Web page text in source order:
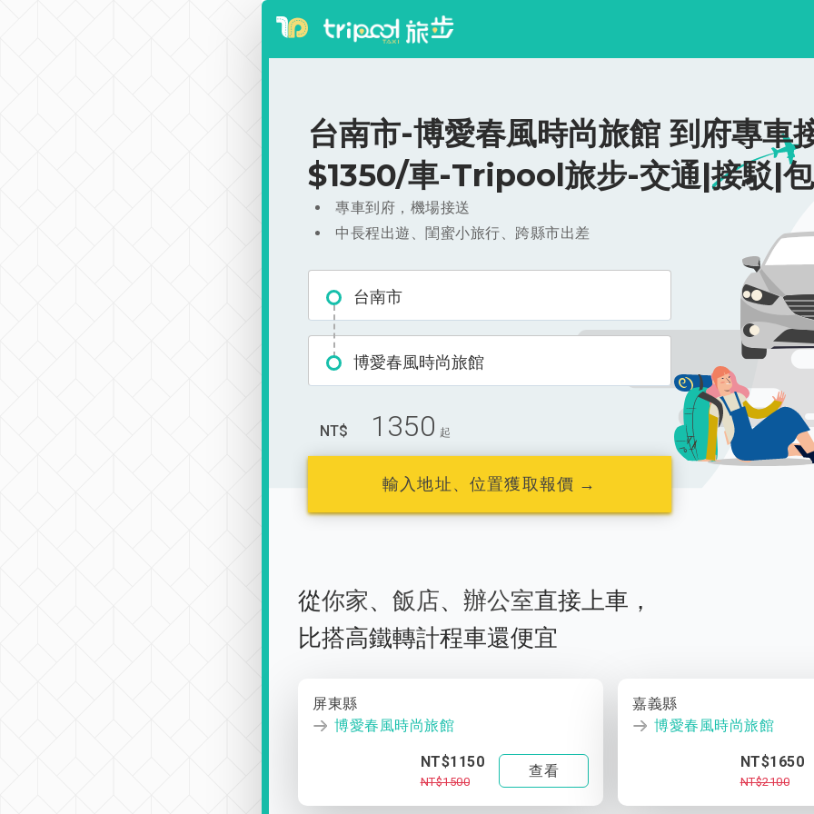
台南市-博愛春風時尚旅館 到府專車
$1350/車-Tripool旅步-交通|接駁|
專車到府，機場接送
中長程出遊、閨蜜小旅行、跨縣市出差
台南市
博愛春風時尚旅館
NT$ 1350 起
輸入地址、位置獲取報價 →
從你家、 飯店、 辦公室直接上車，
比搭高鐵轉計程車還便宜
屏東縣
博愛春風時尚旅館
NT$1150
NT$1500
查看
嘉義縣
博愛春風時尚旅館
NT$1650
NT$2100